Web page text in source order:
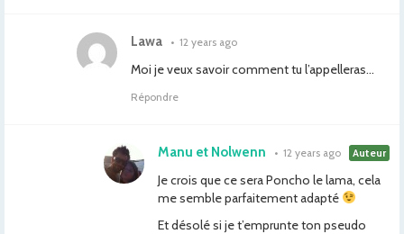
Lawa • 12 years ago
Moi je veux savoir comment tu l’appelleras…
Répondre
Manu et Nolwenn • 12 years ago Auteur
Je crois que ce sera Poncho le lama, cela
me semble parfaitement adapté
Et désolé si je t’emprunte ton pseudo